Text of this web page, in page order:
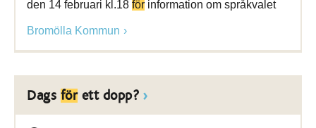
den 14 februari kl.18 för information om språkvalet
Bromölla Kommun
Dags förett dopp?